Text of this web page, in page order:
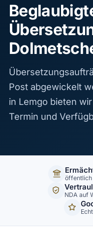
Post abgewickelt
in Lemgo bieten
Termin und
NDA auf